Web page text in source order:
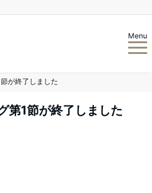
Menu
が終了しました
第1節が終了しました